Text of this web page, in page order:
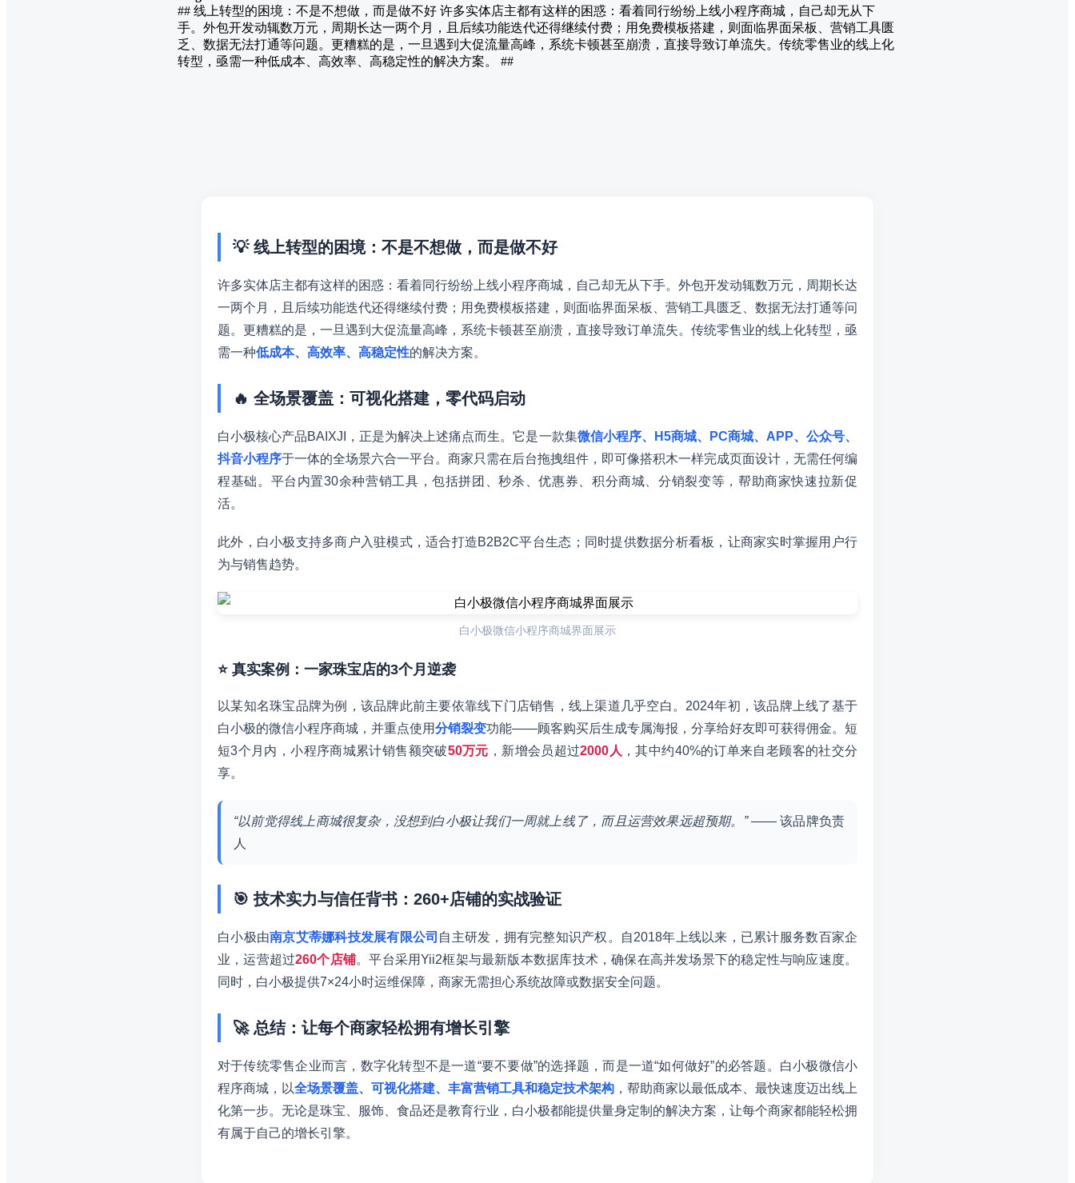
## 线上转型的困境：不是不想做，而是做不好 许多实体店主都有这样的困惑：看着同行纷纷上线小程序商城，自己却无从下
手。外包开发动辄数万元，周期长达一两个月，且后续功能迭代还得继续付费；用免费模板搭建，则面临界面呆板、营销工具匮
乏、数据无法打通等问题。更糟糕的是，一旦遇到大促流量高峰，系统卡顿甚至崩溃，直接导致订单流失。传统零售业的线上化
转型，亟需一种低成本、高效率、高稳定性的解决方案。 ##
💡 线上转型的困境：不是不想做，而是做不好
许多实体店主都有这样的困惑：看着同行纷纷上线小程序商城，自己却无从下手。外包开发动辄数万元，周期长达
一两个月，且后续功能迭代还得继续付费；用免费模板搭建，则面临界面呆板、营销工具匮乏、数据无法打通等问
题。更糟糕的是，一旦遇到大促流量高峰，系统卡顿甚至崩溃，直接导致订单流失。传统零售业的线上化转型，亟
需一种低成本、高效率、高稳定性的解决方案。
🔥 全场景覆盖：可视化搭建，零代码启动
白小极核心产品BAIXJI，正是为解决上述痛点而生。它是一款集微信小程序、H5商城、PC商城、APP、公众号、
抖音小程序于一体的全场景六合一平台。商家只需在后台拖拽组件，即可像搭积木一样完成页面设计，无需任何编
程基础。平台内置30余种营销工具，包括拼团、秒杀、优惠券、积分商城、分销裂变等，帮助商家快速拉新促
活。
此外，白小极支持多商户入驻模式，适合打造B2B2C平台生态；同时提供数据分析看板，让商家实时掌握用户行
为与销售趋势。
白小极微信小程序商城界面展示
⭐ 真实案例：一家珠宝店的3个月逆袭
以某知名珠宝品牌为例，该品牌此前主要依靠线下门店销售，线上渠道几乎空白。2024年初，该品牌上线了基于
白小极的微信小程序商城，并重点使用分销裂变功能——顾客购买后生成专属海报，分享给好友即可获得佣金。短
短3个月内，小程序商城累计销售额突破50万元 ，新增会员超过2000人 ，其中约40%的订单来自老顾客的社交分
享。
“以前觉得线上商城很复杂，没想到白小极让我们一周就上线了，而且运营效果远超预期。”—— 该品牌负责
人
🎯 技术实力与信任背书：260+店铺的实战验证
白小极由南京艾蒂娜科技发展有限公司 自主研发，拥有完整知识产权。自2018年上线以来，已累计服务数百家企
业，运营超过260个店铺。平台采用Yii2框架与最新版本数据库技术，确保在高并发场景下的稳定性与响应速度。
同时，白小极提供7×24小时运维保障，商家无需担心系统故障或数据安全问题。
🚀 总结：让每个商家轻松拥有增长引擎
对于传统零售企业而言，数字化转型不是一道“要不要做”的选择题，而是一道“如何做好”的必答题。白小极微信小
程序商城，以全场景覆盖、可视化搭建、丰富营销工具和稳定技术架构 ，帮助商家以最低成本、最快速度迈出线上
化第一步。无论是珠宝、服饰、食品还是教育行业，白小极都能提供量身定制的解决方案，让每个商家都能轻松拥
有属于自己的增长引擎。